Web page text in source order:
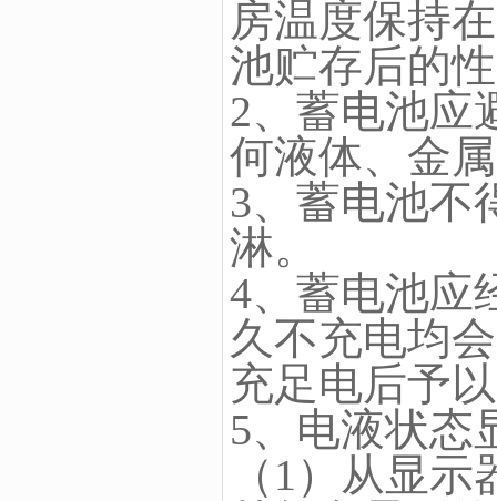
房温度保持
池贮存后的
2、蓄电池应
何液体、金
3、蓄电池不
淋。
4、蓄电池应
久不充电均
充足电后予
5、电液状态
（1）从显